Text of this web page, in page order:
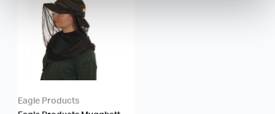
Eagle Products